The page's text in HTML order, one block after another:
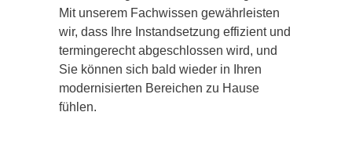
Mit unserem Fachwissen gewährleisten
wir, dass Ihre Instandsetzung effizient und
termingerecht abgeschlossen wird, und
Sie können sich bald wieder in Ihren
modernisierten Bereichen zu Hause
fühlen.